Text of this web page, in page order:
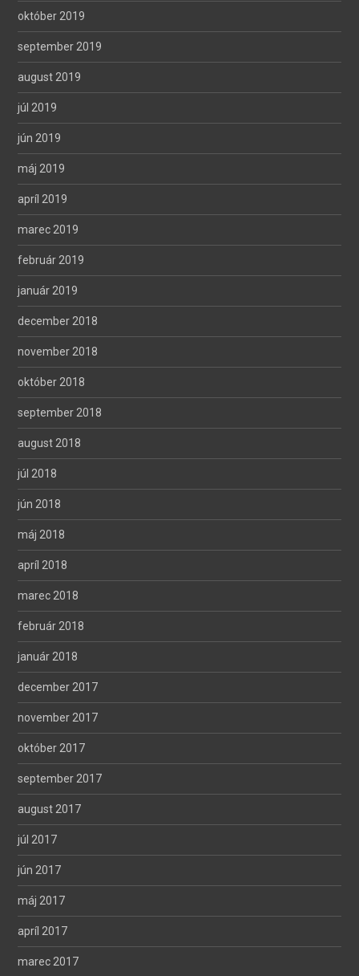
október 2019
september 2019
august 2019
júl 2019
jún 2019
máj 2019
apríl 2019
marec 2019
február 2019
január 2019
december 2018
november 2018
október 2018
september 2018
august 2018
júl 2018
jún 2018
máj 2018
apríl 2018
marec 2018
február 2018
január 2018
december 2017
november 2017
október 2017
september 2017
august 2017
júl 2017
jún 2017
máj 2017
apríl 2017
marec 2017